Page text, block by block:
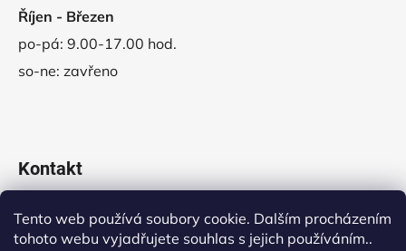
Tento web používá soubory cookie. Dalším procházením
tohoto webu vyjadřujete souhlas s jejich používáním..
Říjen - Březen
po-pá: 9.00-17.00 hod.
so-ne: zavřeno
Kontakt
obchod@vladeko.cz